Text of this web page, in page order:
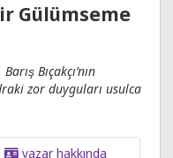
Gülümseme
Bıçakçı’nın
zor duyguları usulca
yazar hakkında